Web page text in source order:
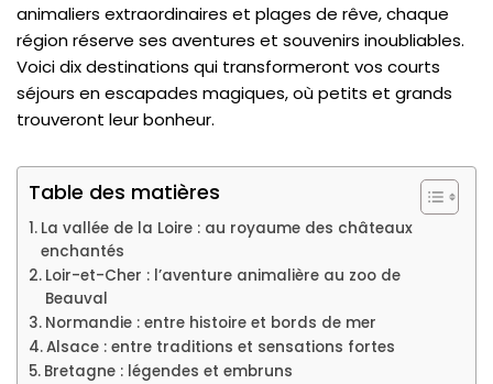
animaliers extraordinaires et plages de rêve, chaque
région réserve ses aventures et souvenirs inoubliables.
Voici dix destinations qui transformeront vos courts
séjours en escapades magiques, où petits et grands
trouveront leur bonheur.
Table des matières
La vallée de la Loire : au royaume des châteaux
enchantés
Loir-et-Cher : l’aventure animalière au zoo de
Beauval
Normandie : entre histoire et bords de mer
Alsace : entre traditions et sensations fortes
Bretagne : légendes et embruns